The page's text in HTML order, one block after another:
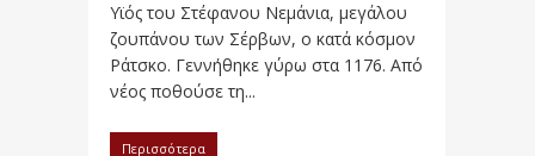
Υϊός του Στέφανου Νεμάνια, μεγάλου
ζουπάνου των Σέρβων, ο κατά κόσμον
Ράτσκο. Γεννήθηκε γύρω στα 1176. Από
νέος ποθούσε τη...
Περισσότερα